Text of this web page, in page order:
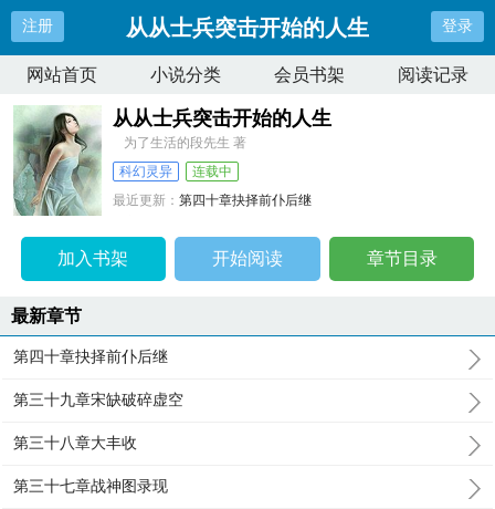
注册 从从士兵突击开始的人生 登录
网站首页 小说分类 会员书架 阅读记录
从从士兵突击开始的人生
为了生活的段先生 著
科幻灵异
连载中
最近更新：第四十章抉择前仆后继
加入书架 开始阅读 章节目录
最新章节
第四十章抉择前仆后继
第三十九章宋缺破碎虚空
第三十八章大丰收
第三十七章战神图录现